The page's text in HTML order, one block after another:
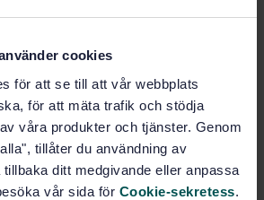
cookies
för att se till att vår webbplats
för att mäta trafik och stödja
våra produkter och tjänster. Genom
tillåter du användning av
ditt medgivande eller anpassa
vår sida för Cookie-sekretess.
på standarden - Läs mer
Pris:1 097 SEK
Lägg i varukorgen